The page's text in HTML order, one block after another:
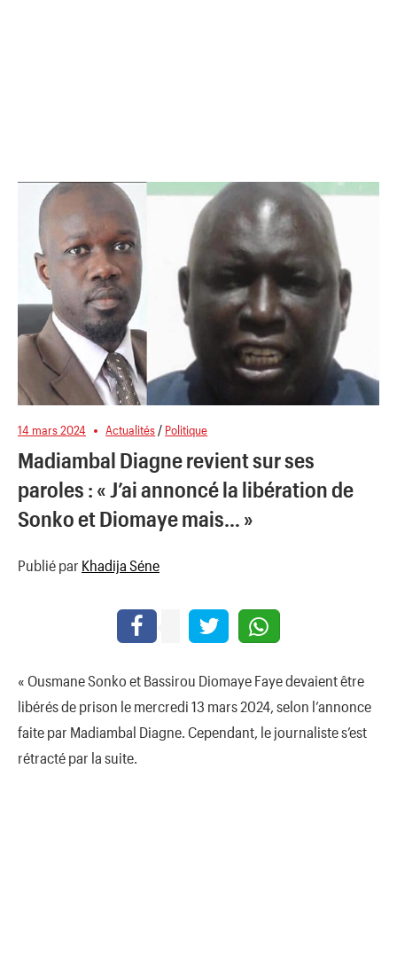
14 mars 2024 Actualités / Politique
Madiambal Diagne revient sur ses
paroles : « J’ai annoncé la libération de
Sonko et Diomaye mais… »
Publié par Khadija Séne
« Ousmane Sonko et Bassirou Diomaye Faye devaient être
libérés de prison le mercredi 13 mars 2024, selon l’annonce
faite par Madiambal Diagne. Cependant, le journaliste s’est
rétracté par la suite.